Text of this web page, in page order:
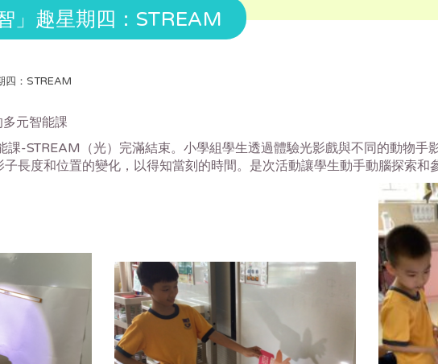
智」趣星期四：STREAM
四：STREAM
元智能課
課-STREAM（光）完滿結束。小學組學生透過體驗光影戲與不同的動物
長度和位置的變化，以得知當刻的時間。是次活動讓學生動手動腦探索和